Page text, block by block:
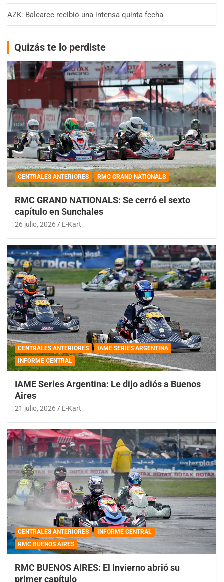
AZK: Balcarce recibió una intensa quinta fecha
Quizás te lo perdiste
CENTRALES ANTERIORES RMC GRAND NATIONALS
RMC GRAND NATIONALS: Se cerró el sexto
capítulo en Sunchales
26 julio, 2026 E-Kart
CENTRALES ANTERIORES
IAME SERIES ARGENTINA
INFORME CENTRAL
IAME Series Argentina: Le dijo adiós a Buenos
Aires
21 julio, 2026 E-Kart
CENTRALES ANTERIORES
INFORME CENTRAL
RMC BUENOS AIRES
RMC BUENOS AIRES: El Invierno abrió su
primer capítulo